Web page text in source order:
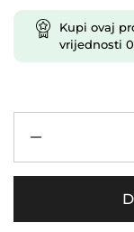
Kupi ovaj
vrijednosti